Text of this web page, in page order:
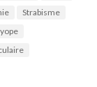
Strabisme